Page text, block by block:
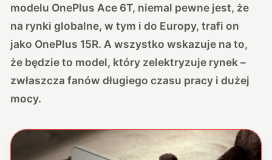
modelu OnePlus Ace 6T, niemal pewne jest, że
na rynki globalne, w tym i do Europy, trafi on
jako OnePlus 15R. A wszystko wskazuje na to,
że będzie to model, który zelektryzuje rynek –
zwłaszcza fanów długiego czasu pracy i dużej
mocy.